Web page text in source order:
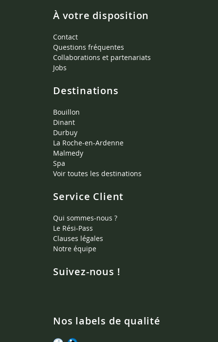
À votre disposition
Contact
Questions fréquentes
Collaborations et partenariats
Jobs
Destinations
Bouillon
Dinant
Durbuy
La Roche-en-Ardenne
Malmedy
Spa
Voir toutes les destinations
Service Client
Qui sommes-nous ?
Le Rési-Pass
Clauses légales
Notre équipe
Suivez-nous !
Nos labels de qualité